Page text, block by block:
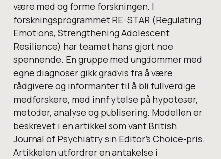
være med og forme forskningen. I
forskningsprogrammet RE-STAR (Regulating
Emotions, Strengthening Adolescent
Resilience) har teamet hans gjort noe
spennende. En gruppe med ungdommer med
egne diagnoser gikk gradvis fra å være
rådgivere og informanter til å bli fullverdige
medforskere, med innflytelse på hypoteser,
metoder, analyse og publisering. Modellen er
beskrevet i en artikkel som vant British
Journal of Psychiatry sin Editor’s Choice-pris.
Artikkelen utfordrer en antakelse i